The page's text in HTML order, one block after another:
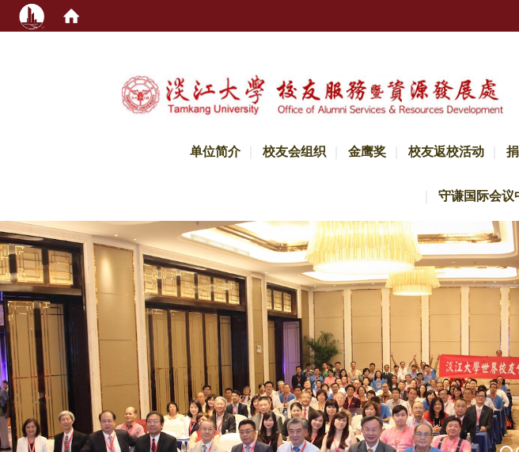
单位简介 校友会组织 金鹰奖 校友返校活动
守谦国际会议